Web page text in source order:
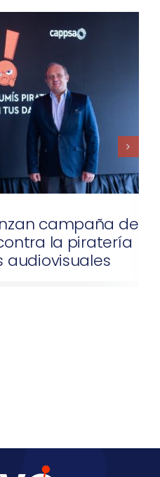
campaña de
la piratería
audiovisuales